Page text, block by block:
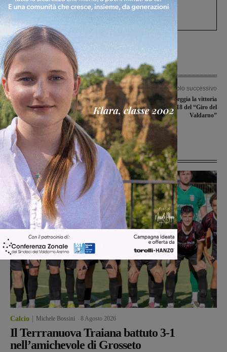
Gianni, Giulia e Franco. Lo schianto, il
processo, lo stop ai sorpassi fra tir....
Articolo precedente
Confronto pubblico sulla salute della
donna: Sindaco, ospedale e
associazioni insieme. A fine serata
esami della Moc
Articolo successivo
Simone Ravanelli festeggia la vittoria
nell’edizione 2018 del “Giro del
Valdarno”
Ultime Notizie
Calcio Michele Bossini 8 Agosto 2026
Il Terrranuova Traiana battuto 3-1
nell’amichevole di Grosseto